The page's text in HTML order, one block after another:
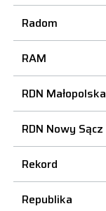
Radom
RAM
RDN Małopolska
RDN Nowy Sącz
Rekord
Republika